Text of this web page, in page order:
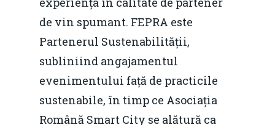
de vin spumant. FEPRA este
Partenerul Sustenabilității,
subliniind angajamentul
evenimentului față de practicile
sustenabile, în timp ce Asociația
Română Smart City se alătură ca
Piaţa gazelor naturale:
concurenţă.
Soluții de
IMM
Politici Europene în
Economie
Video Forum Marea
Piața gazelor naturale:
predictibilitate,
Burse pentru
Contact
Daniel Apostol